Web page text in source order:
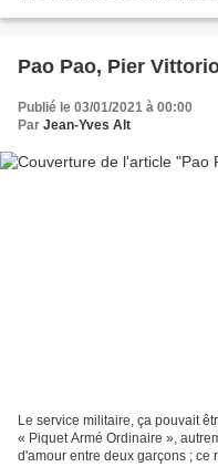
Pao Pao, Pier
Publié le 03/01/2021 à 00:00
Par Jean-Yves Alt
Le service militaire, ça pouvait
« Piquet Armé Ordinaire »,
d'amour entre deux garçons ; ce